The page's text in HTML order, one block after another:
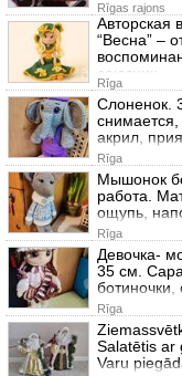
Rīgas rajons
Авторская
“Весна” –
союзник
Rīga
Слоненок.
акрил,
Rīga
Мышонок
работа.
ощупь,
Rīga
Девочка-
35 см.
Rīga
Salatētis ar
Varu